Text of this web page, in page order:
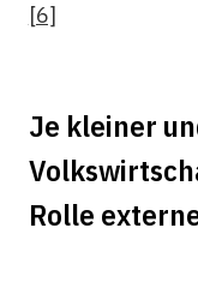
[6]
Je kleiner
Rolle